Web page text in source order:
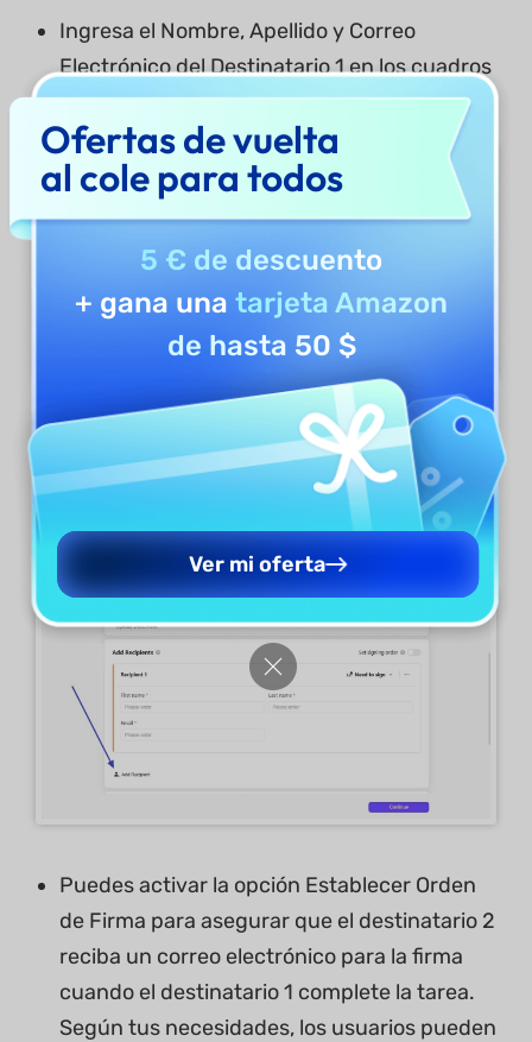
Ingresa el Nombre, Apellido y Correo
Electrónico del Destinatario 1 en los cuadros
de texto designados.
Haz clic en la opción Agregar Destinatario
en la parte inferior de la sección Agregar
Destinatarios y agrega el Destinatario 2 si es
necesario.
Puedes activar la opción Establecer Orden
de Firma para asegurar que el destinatario 2
reciba un correo electrónico para la firma
cuando el destinatario 1 complete la tarea.
Según tus necesidades, los usuarios pueden
Ofertas de vuelta
al cole para todos
5 € de descuento
+ gana unatarjeta Amazon
de hasta 50 $
Ver mi oferta